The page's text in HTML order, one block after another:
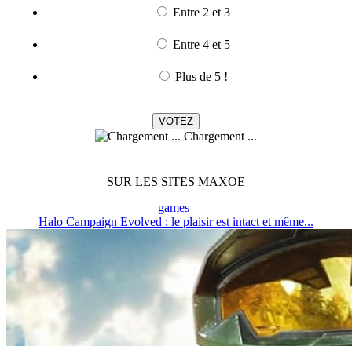
Entre 2 et 3
Entre 4 et 5
Plus de 5 !
Chargement ...
SUR LES SITES MAXOE
games
Halo Campaign Evolved : le plaisir est intact et même...